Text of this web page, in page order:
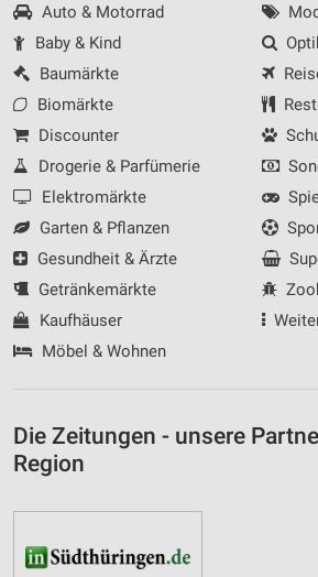
Auto & Motorrad
Baby & Kind
Baumärkte
Biomärkte
Discounter
Drogerie & Parfümerie
Elektromärkte
Garten & Pflanzen
Gesundheit & Ärzte
Getränkemärkte
Kaufhäuser
Möbel & Wohnen
Die Zeitungen - unsere
Region